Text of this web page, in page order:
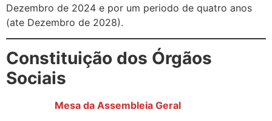
Dezembro de 2024 e por um periodo de quatro anos
(ate Dezembro de 2028).
Constituição dos Órgãos
Sociais
Mesa da Assembleia Geral